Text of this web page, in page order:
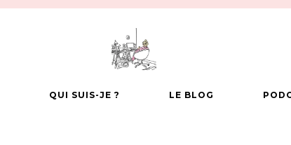
QUI SUIS-JE ? LE BLOG